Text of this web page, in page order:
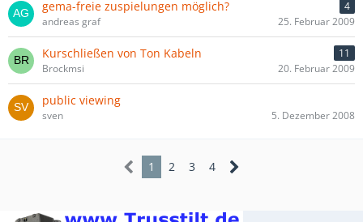
gema-freie zuspielungen möglich?
4
andreas graf
25. Februar 2009
Kurschließen von Ton Kabeln
11
Brockmsi
20. Februar 2009
public viewing
sven 5. Dezember 2008
1 2 3 4